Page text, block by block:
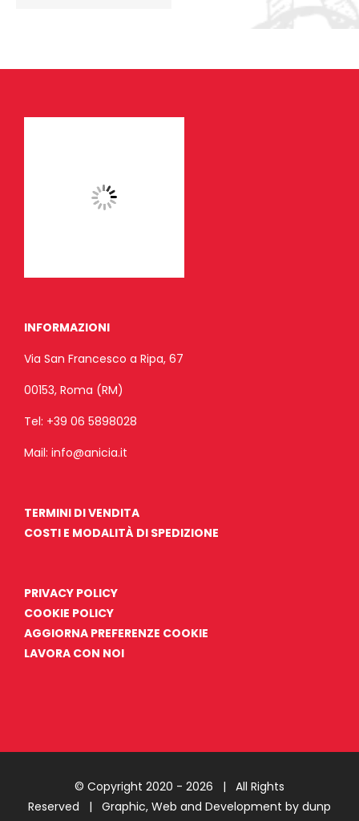
INFORMAZIONI
Via San Francesco a Ripa, 67
00153, Roma (RM)
Tel: +39 06 5898028
Mail: info@anicia.it
TERMINI DI VENDITA
COSTI E MODALITÀ DI SPEDIZIONE
PRIVACY POLICY
COOKIE POLICY
AGGIORNA PREFERENZE COOKIE
LAVORA CON NOI
© Copyright 2020 - 2026 | All Rights
Reserved | Graphic, Web and Development by dunp